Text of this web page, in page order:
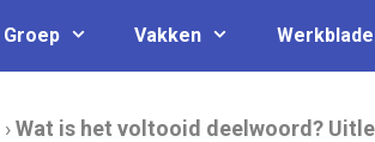
Groep Vakken
›Wat is het voltooid deelwoord?